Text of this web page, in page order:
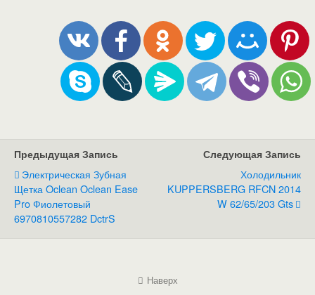
Предыдущая Запись
Электрическая Зубная
Щетка Oclean Oclean Ease
Pro Фиолетовый
6970810557282 DctrS
Следующая Запись
Холодильник
KUPPERSBERG RFCN 2014
W 62/65/203 Gts
Наверх